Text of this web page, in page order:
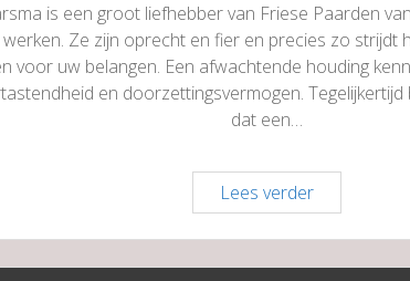
is een groot liefhebber van Friese Paarden
Ze zijn oprecht en fier en precies zo strijdt
voor uw belangen. Een afwachtende houding
en doorzettingsvermogen.
dat een…
Lees verderHaarsma
advocaten